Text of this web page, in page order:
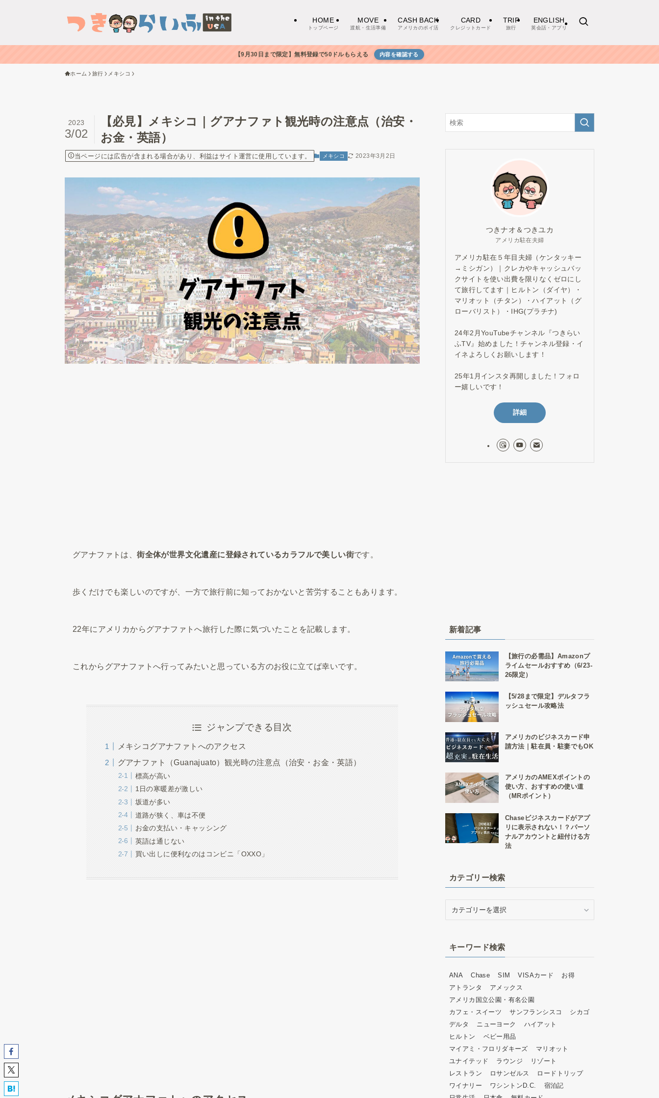
HOME
トップページ
MOVE
渡航・生活準備
CASH BACK
アメリカのポイ活
CARD
クレジットカード
TRIP
旅行
ENGLISH
英会話・アプリ
【9月30日まで限定】無料登録で50ドルもらえる 内容を確認する
ホーム 旅行 メキシコ
【必見】メキシコ｜グアナファト観光時の注意点（治安・
お金・英語）
2023
3/02
当ページには広告が含まれる場合があり、利益はサイト運営に使用しています。 メキシコ 2023年3月2日
グアナファトは、街全体が世界文化遺産に登録されているカラフルで美しい街です。
歩くだけでも楽しいのですが、一方で旅行前に知っておかないと苦労することもあります。
22年にアメリカからグアナファトへ旅行した際に気づいたことを記載します。
これからグアナファトへ行ってみたいと思っている方のお役に立てば幸いです。
ジャンプできる目次
メキシコグアナファトへのアクセス
グアナファト（Guanajuato）観光時の注意点（治安・お金・英語）
標高が高い
1日の寒暖差が激しい
坂道が多い
道路が狭く、車は不便
お金の支払い・キャッシング
英語は通じない
買い出しに便利なのはコンビニ「OXXO」
つきナオ＆つきユカ
アメリカ駐在夫婦
アメリカ駐在５年目夫婦（ケンタッキー
→ミシガン）｜クレカやキャッシュバッ
クサイトを使い出費を限りなくゼロにし
て旅行してます｜ヒルトン（ダイヤ）・
マリオット（チタン）・ハイアット（グ
ローバリスト）・IHG(プラチナ)
24年2月YouTubeチャンネル『つきらい
ふTV』始めました！チャンネル登録・イ
イネよろしくお願いします！
25年1月インスタ再開しました！フォロ
ー嬉しいです！
詳細
新着記事
【旅行の必需品】Amazonプ
ライムセールおすすめ（6/23-
26限定）
【5/28まで限定】デルタフラ
ッシュセール攻略法
アメリカのビジネスカード申
請方法｜駐在員・駐妻でもOK
アメリカのAMEXポイントの
使い方、おすすめの使い道
（MRポイント）
Chaseビジネスカードがアプ
リに表示されない！？パーソ
ナルアカウントと紐付ける方
法
カテゴリー検索
ー
検
キーワード検索
ANA Chase SIM VISAカード
お得
アトランタ
アメックス
アメリカ国立公園・有名公園
カフェ・スイーツ
サンフランシスコ
シカゴ
デルタ
ニューヨーク
ハイアット
ヒルトン
ベビー用品
マイアミ・フロリダキーズ
マリオット
ユナイテッド
ラウンジ
リゾート
レストラン
ロサンゼルス
ロードトリップ
ワイナリー
ワシントンD.C.
宿泊記